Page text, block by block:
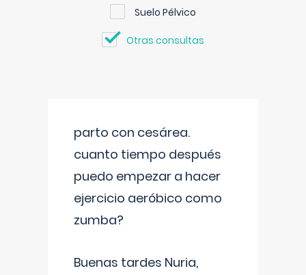
Suelo Pélvico
Otras consultas
parto con cesárea.
cuanto tiempo después
puedo empezar a hacer
ejercicio aeróbico como
zumba?
Buenas tardes Nuria,